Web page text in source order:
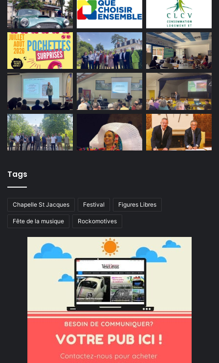
Tags
Chapelle St Jacques Festival Figures Libres
Fête de la musique Rockomotives